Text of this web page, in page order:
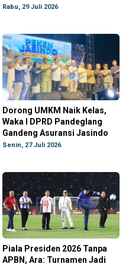
Rabu, 29 Juli 2026
Dorong UMKM Naik Kelas,
Waka I DPRD Pandeglang
Gandeng Asuransi Jasindo
Senin, 27 Juli 2026
Piala Presiden 2026 Tanpa
APBN, Ara: Turnamen Jadi